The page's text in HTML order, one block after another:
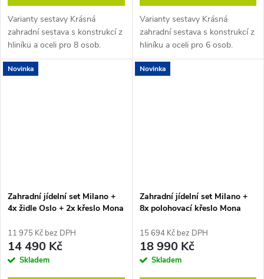
Varianty sestavy Krásná
zahradní sestava s konstrukcí z
hliníku a oceli pro 8 osob.
Sestavu tvoří moderní kovový
stůl a 8 pohodlných
Varianty sestavy Krásná
zahradní sestava s konstrukcí z
hliníku a oceli pro 6 osob.
Sestavu tvoří moderní kovový
stůl a 6 pohodlných
Novinka
Zahradní jídelní set Milano +
4x židle Oslo + 2x křeslo Mona
11 975 Kč bez DPH
14 490 Kč
Skladem
Novinka
Zahradní jídelní set Milano +
8x polohovací křeslo Mona
15 694 Kč bez DPH
18 990 Kč
Skladem